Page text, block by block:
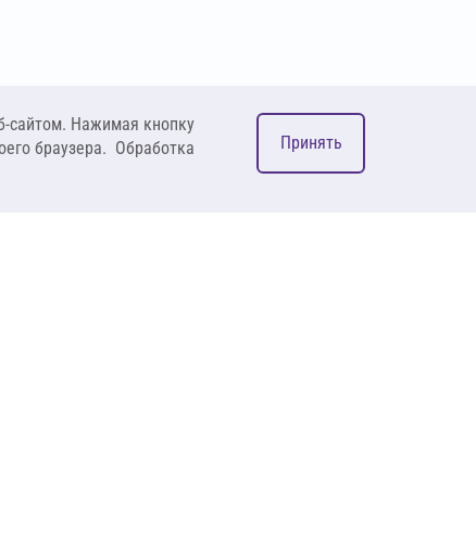
сайтом. Нажимая кнопку
браузера. Обработка
Принять